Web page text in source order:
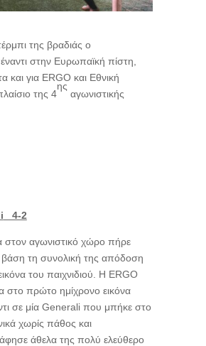
της βραδιάς ο
στην Ευρωπαϊκή πίστη,
και για ERGO και Εθνική
της 4
ης
αγωνιστικής
4-2
στον αγωνιστικό χώρο πήρε
βάση τη συνολική της απόδοση
του παιχνιδιού. Η ERGO
στο πρώτο ημίχρονο εικόνα
σε μία Generali που μπήκε στο
χωρίς πάθος και
άθελα της πολύ ελεύθερο